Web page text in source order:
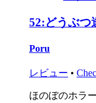
52:どうぶつ
Poru
レビュー •
ほのぼのホラ